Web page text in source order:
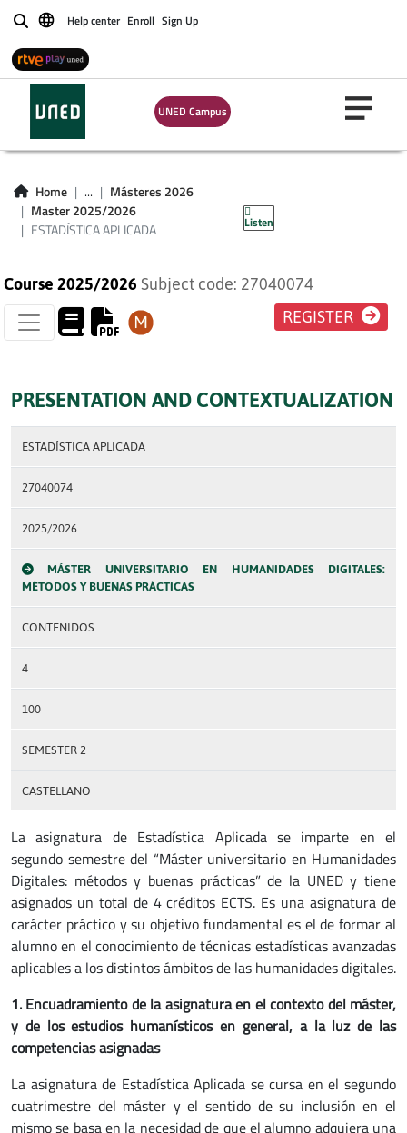
BuscarHelp center Enroll Sign Up
UNED Campus
Home ...
Másteres 2026
Master 2025/2026
ESTADÍSTICA APLICADA
Listen
ESTADÍSTICA
APLICADA
Course 2025/2026 Subject code: 27040074
REGISTER
PRESENTATION AND CONTEXTUALIZATION
ESTADÍSTICA APLICADA
27040074
2025/2026
MÁSTER UNIVERSITARIO EN HUMANIDADES DIGITALES:
MÉTODOS Y BUENAS PRÁCTICAS
CONTENIDOS
4
100
SEMESTER 2
CASTELLANO
La asignatura de Estadística Aplicada se imparte en el
segundo semestre del “Máster universitario en Humanidades
Digitales: métodos y buenas prácticas” de la UNED y tiene
asignados un total de 4 créditos ECTS. Es una asignatura de
carácter práctico y su objetivo fundamental es el de formar al
alumno en el conocimiento de técnicas estadísticas avanzadas
aplicables a los distintos ámbitos de las humanidades digitales.
1. Encuadramiento de la asignatura en el contexto del máster,
y de los estudios humanísticos en general, a la luz de las
competencias asignadas
La asignatura de Estadística Aplicada se cursa en el segundo
cuatrimestre del máster y el sentido de su inclusión en el
mismo se basa en la necesidad de que el alumno adquiera una